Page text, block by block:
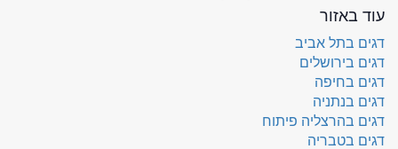
עוד באזור
דגים בתל אביב
דגים בירושלים
דגים בחיפה
דגים בנתניה
דגים בהרצליה פיתוח
דגים בטבריה